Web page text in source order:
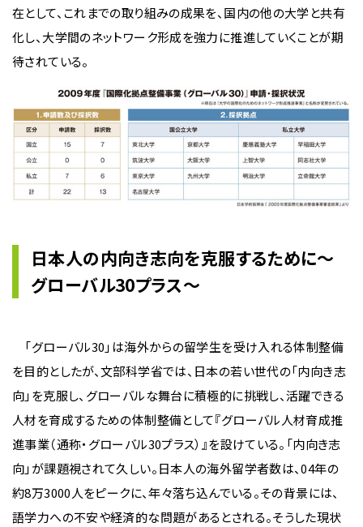
在として、これまでの取り組みの成果を、国内の他の大学と共有
化し、大学間のネットワーク形成を強力に推進していくことが期
待されている。
日本人の内向き志向を克服するために〜
グローバル30プラス〜
「グローバル30」は海外からの留学生を受け入れる体制整備
を目的としたが、文部科学省では、日本の若い世代の「内向き志
向」を克服し、グローバルな舞台に積極的に挑戦し、活躍できる
人材を育成するための体制整備として『グローバル人材育成推
進事業（通称・グローバル30プラス）』を設けている。「内向き志
向」が課題視されて久しい。日本人の海外留学者数は、04年の
約8万3000人をピークに、年々落ち込んでいる。その背景には、
語学力への不安や経済的な問題があるとされる。そうした現状